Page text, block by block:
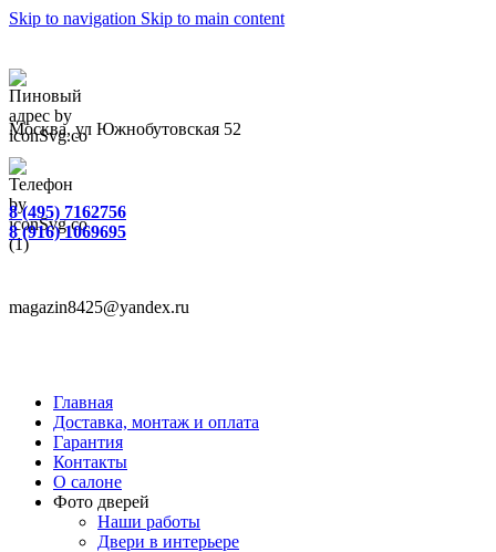
Skip to navigation Skip to main content
Москва, ул Южнобутовская 52
8 (495) 7162756
8 (916) 1069695
magazin8425@yandex.ru
Главная
Доставка, монтаж и оплата
Гарантия
Контакты
О салоне
Фото дверей
Наши работы
Двери в интерьере